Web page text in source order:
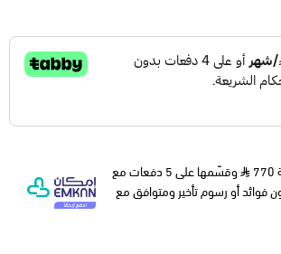
وقسّمها على 5 دفعات مع
فوائد أو رسوم تأخير ومتوافق مع